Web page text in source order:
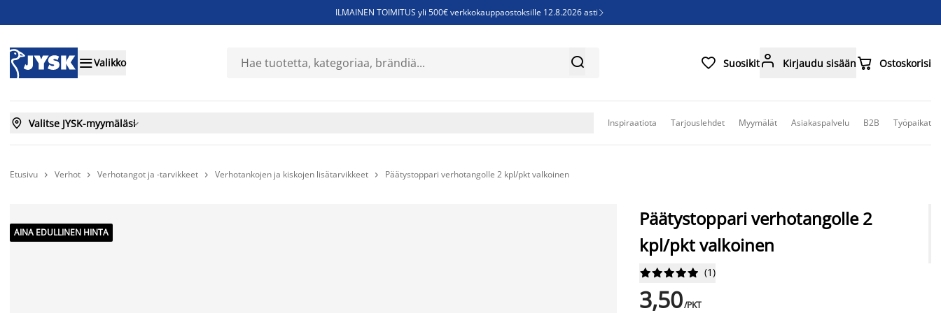
ILMAINEN TOIMITUS yli 500€ verkkokauppaostoksille 12.8.2026 asti 
Sijauspatjoja - Säästä jopa 60%
Valikko   Suosikit Kirjaudu sisään Ostoskorisi
 Valitse JYSK-myymäläsi Inspiraatiota Tarjouslehdet Myymälät Asiakaspalvelu B2B Työpaikat
Etusivu  Verhot  Verhotangot ja -tarvikkeet  Verhotankojen ja kiskojen lisätarvikkeet  Päätystoppari verhotangolle 2 kpl/pkt valkoinen
AINA EDULLINEN HINTA
Päätystoppari verhotangolle 2
kpl/pkt valkoinen





 (1)
3,50/PKT